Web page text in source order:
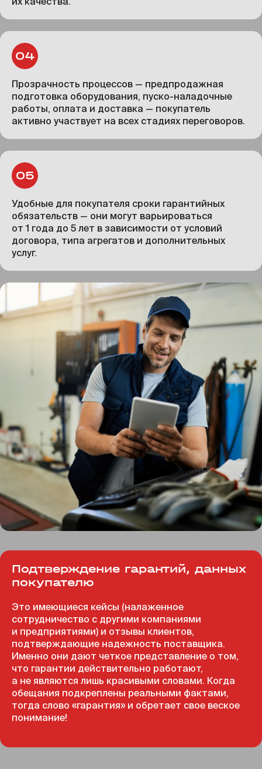
Прозрачность процессов — предпродажная
подготовка оборудования, пуско-наладочные
работы, оплата и доставка — покупатель
активно участвует на всех стадиях переговоров.
Удобные для покупателя сроки гарантийных
обязательств — они могут варьироваться
от 1 года до 5 лет в зависимости от условий
договора, типа агрегатов и дополнительных
услуг.
Подтверждение гарантий, данных
покупателю
Это имеющиеся кейсы (налаженное
сотрудничество с другими компаниями
и предприятиями) и отзывы клиентов,
подтверждающие надежность поставщика.
Именно они дают четкое представление о том,
что гарантии действительно работают,
а не являются лишь красивыми словами. Когда
обещания подкреплены реальными фактами,
тогда слово «гарантия» и обретает свое веское
понимание!